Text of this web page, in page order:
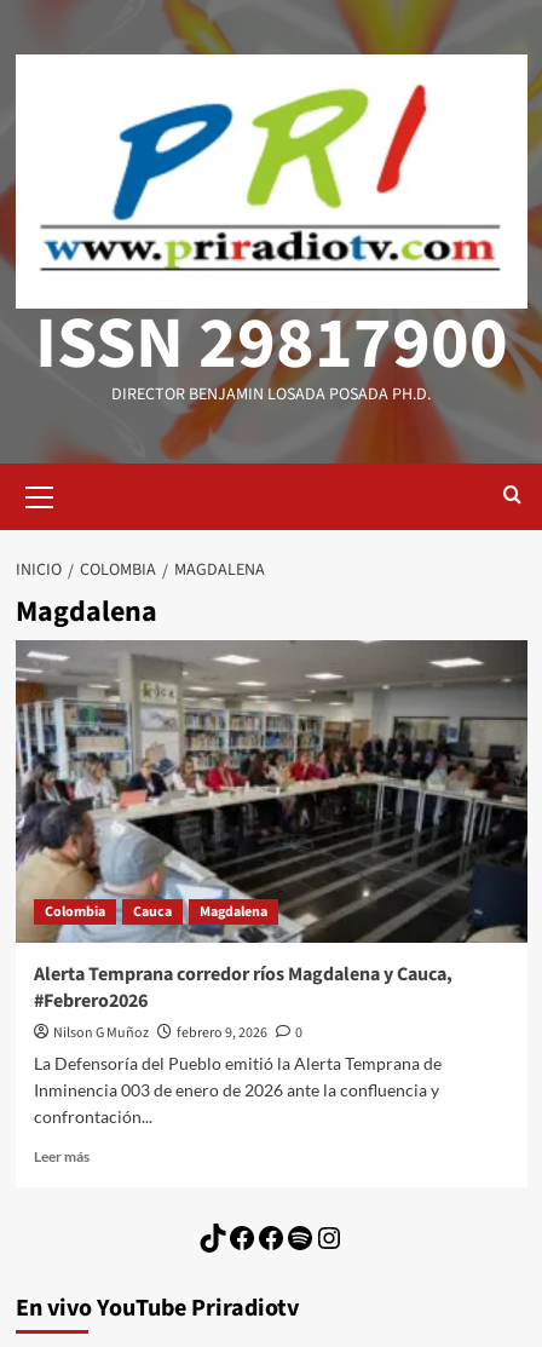
ISSN 29817900
DIRECTOR BENJAMIN LOSADA POSADA PH.D.
primario
INICIO COLOMBIA MAGDALENA
Magdalena
Colombia Cauca Magdalena
Alerta Temprana corredor ríos Magdalena y Cauca,
#Febrero2026
Nilson G Muñoz febrero 9, 2026
0
La Defensoría del Pueblo emitió la Alerta Temprana de
Inminencia 003 de enero de 2026 ante la confluencia y
confrontación...
Leer másLeer
Magdalena
y
TikTok
Facebook
Facebook
Spotify
Instagram
En vivo YouTube Priradiotv